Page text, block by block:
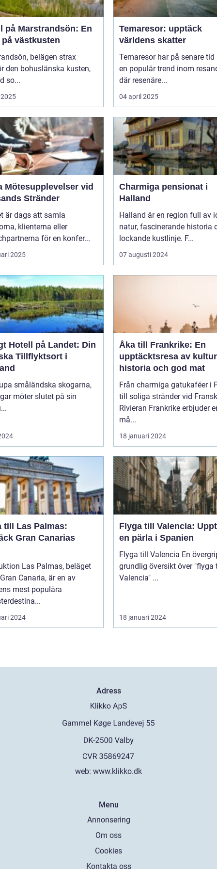
på Marstrandsön: En
västkusten
belägen strax
den bohuslänska kusten,
so...
Temaresor: upptäck
världens skatter
Temaresor har på senare
en populär trend inom
där resenäre...
04 april 2025
Mötesupplevelser vid
Stränder
är dags att samla
klienterna eller
för en konfer...
2025
Charmiga pensionat i
Halland
Halland är en region full av
natur, fascinerande historia
lockande kustlinje. F...
07 augusti 2024
Hotell på Landet: Din
Tillflyktsort i
småländska skogarna,
möter slutet på sin
Åka till Frankrike: En
upptäcktsresa av
historia och god mat
Från charmiga gatukaféer i
till soliga stränder vid
Rivieran Frankrike erbjuder en
må...
18 januari 2024
till Las Palmas:
Gran Canarias
Las Palmas, beläget
Canaria, är en av
mest populära
2024
Flyga till Valencia:
en pärla i Spanien
Flyga till Valencia En övergripande,
grundlig översikt över "flyga
Valencia" ...
18 januari 2024
Adress
web: www.klikko.dk
Menu
Annonsering
Om oss
Cookies
Kontakta oss